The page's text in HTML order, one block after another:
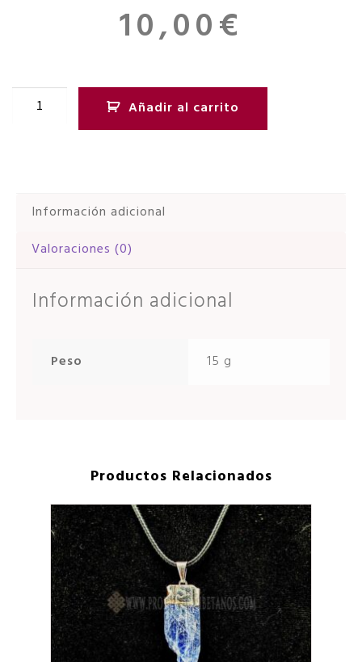
10,00€
Añadir al carrito
Información adicional
Valoraciones (0)
Información adicional
Peso 15 g
Productos Relacionados